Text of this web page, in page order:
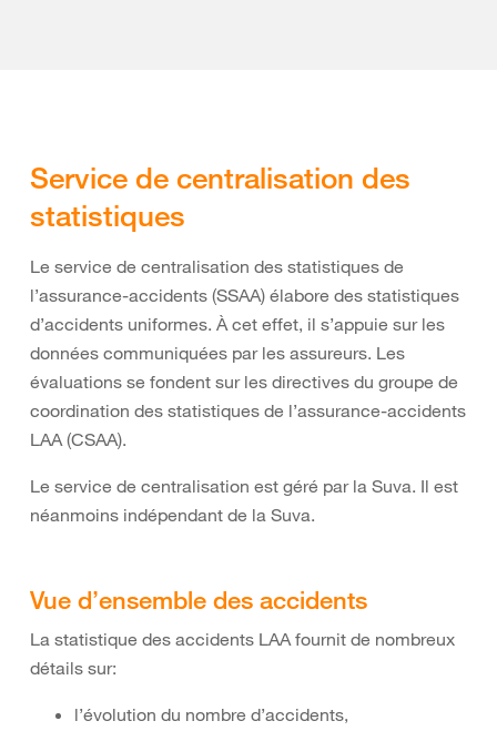
Service de centralisation des
statistiques
Le service de centralisation des statistiques de
l’assurance-accidents (SSAA) élabore des statistiques
d’accidents uniformes. À cet effet, il s’appuie sur les
données communiquées par les assureurs. Les
évaluations se fondent sur les directives du groupe de
coordination des statistiques de l’assurance-accidents
LAA (CSAA).
Le service de centralisation est géré par la Suva. Il est
néanmoins indépendant de la Suva.
Vue d’ensemble des accidents
La statistique des accidents LAA fournit de nombreux
détails sur:
l’évolution du nombre d’accidents,